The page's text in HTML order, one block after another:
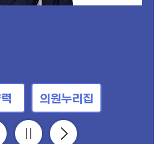
의원누리집
의원누리집
설위원
의원누리집
의원누리집
의원누리집
의원누리집
의원누리집
의원누리집
육위원
의원누리집
체육위원
의원누리집
의원누리집
의원누리집
의원누리집
의원누리집
의원누리집
행정위원
의원누리집
위원
의원누리집
위원
의원누리집
의원누리집
의원누리집
위원
의원누리집
위원
의원누리집
의원누리집
위원
의원누리집
의원누리집
위원
의원누리집
의원누리집
의원누리집
위원
의원누리집
의원누리집
위원
의원누리집